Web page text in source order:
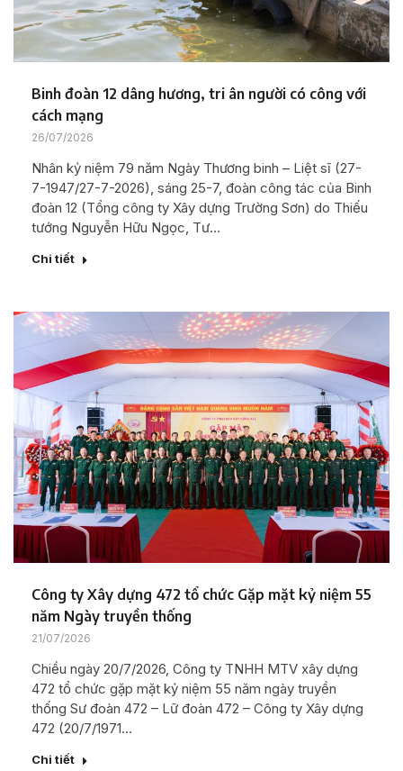
Binh đoàn 12 dâng hương, tri ân người có công với
cách mạng
26/07/2026
Nhân kỷ niệm 79 năm Ngày Thương binh – Liệt sĩ (27-
7-1947/27-7-2026), sáng 25-7, đoàn công tác của Binh
đoàn 12 (Tổng công ty Xây dựng Trường Sơn) do Thiếu
tướng Nguyễn Hữu Ngọc, Tư…
Chi tiết
Công ty Xây dựng 472 tổ chức Gặp mặt kỷ niệm 55
năm Ngày truyền thống
21/07/2026
Chiều ngày 20/7/2026, Công ty TNHH MTV xây dựng
472 tổ chức gặp mặt kỷ niệm 55 năm ngày truyền
thống Sư đoàn 472 – Lữ đoàn 472 – Công ty Xây dựng
472 (20/7/1971…
Chi tiết